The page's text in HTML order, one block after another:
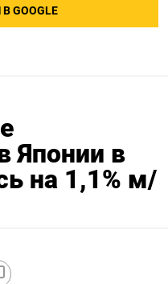
GOOGLE
Японии в
на 1,1% м/